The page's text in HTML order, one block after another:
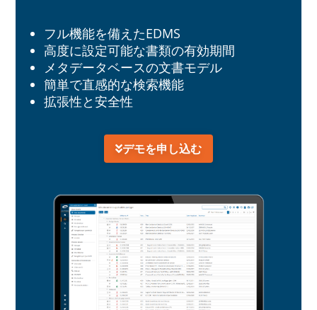
フル機能を備えたEDMS
高度に設定可能な書類の有効期間
メタデータベースの文書モデル
簡単で直感的な検索機能
拡張性と安全性
デモを申し込む